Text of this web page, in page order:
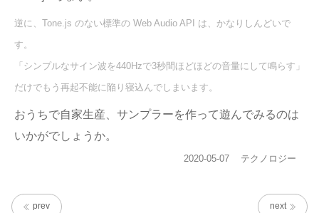
逆に、Tone.js のない標準の Web Audio API は、かなりしんどいで
す。
「シンプルなサイン波を440Hzで3秒間ほどほどの音量にして鳴らす」
だけでもう再起不能に陥り寝込んでしまいます。
おうちで自家生産、サンプラーを作って遊んでみるのは
いかがでしょうか。
投
2020-05-07
カ
テクノロジー
prev next